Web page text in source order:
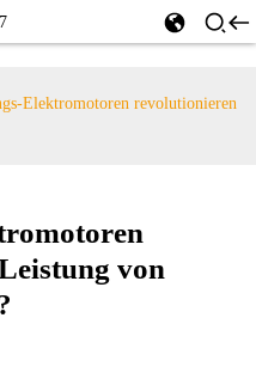
Elektromotoren revolutionieren
von